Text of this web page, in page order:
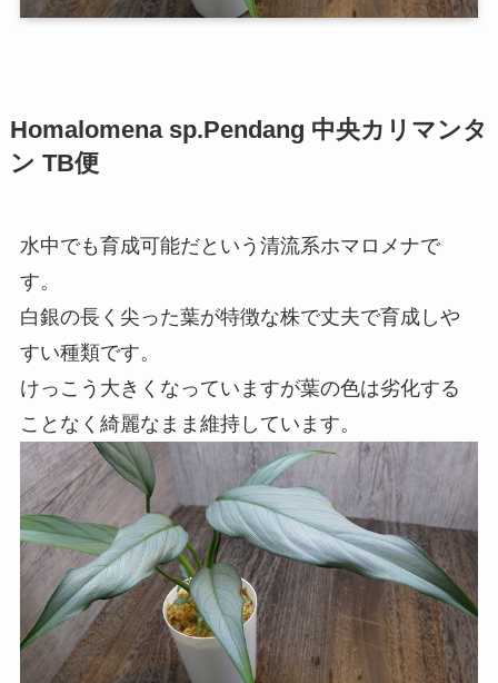
Homalomena sp.Pendang 中央カリマンタ
ン TB便
水中でも育成可能だという清流系ホマロメナで
す。
白銀の長く尖った葉が特徴な株で丈夫で育成しや
すい種類です。
けっこう大きくなっていますが葉の色は劣化する
ことなく綺麗なまま維持しています。